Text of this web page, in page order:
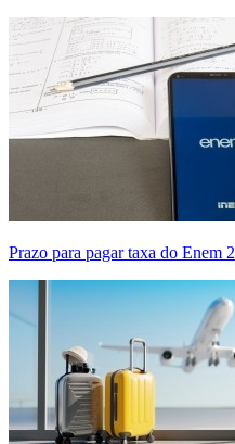
Prazo para pagar taxa do Enem